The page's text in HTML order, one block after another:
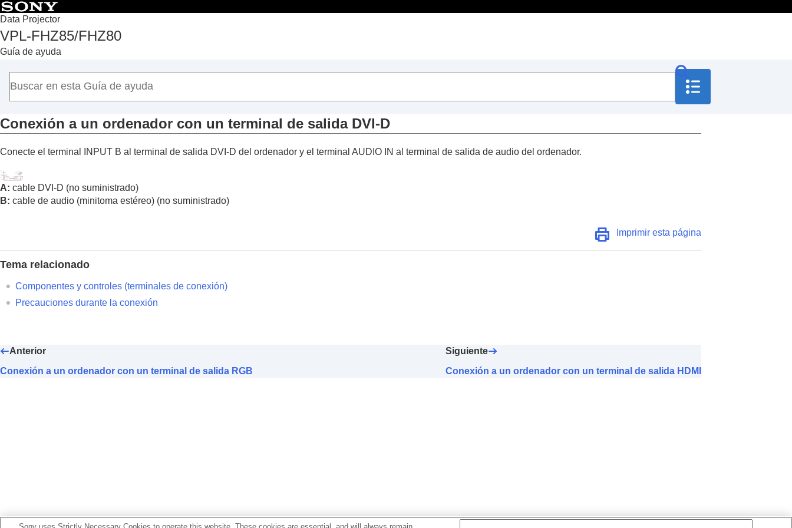
Data Projector
VPL-FHZ85/FHZ80
Guía de ayuda
Principio
Antes de usar el equipo
Conexión
Precauciones durante la conexión
Conexión a un ordenador con un terminal de salida RGB
Conexión a un ordenador con un terminal de salida HDMI
Conexión a un equipo de vídeo
Conexión a un monitor externo
Conexión a un dispositivo HDBaseT™
Suministro de alimentación a un dispositivo externo
Proyección
Ajuste
Uso de las funciones de red
Precauciones
Conexión a un ordenador con un terminal de salida DVI-D
Conecte el terminal INPUT B al terminal de salida DVI-D del ordenador y el terminal AUDIO IN al terminal de salida de audio del ordenador.
A: cable DVI-D (no suministrado)
B: cable de audio (minitoma estéreo) (no suministrado)
Imprimir esta página
Tema relacionado
Componentes y controles (terminales de conexión)
Precauciones durante la conexión
Anterior
Conexión a un ordenador con un terminal de salida RGB
Siguiente
Conexión a un ordenador con un terminal de salida HDMI